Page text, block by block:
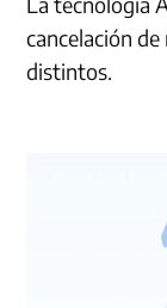
cancelación
distintos.